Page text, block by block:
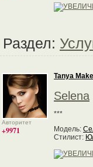
Раздел:
Авторитет
+9971
Tanya
Selena
***
Модель:
Стилист: